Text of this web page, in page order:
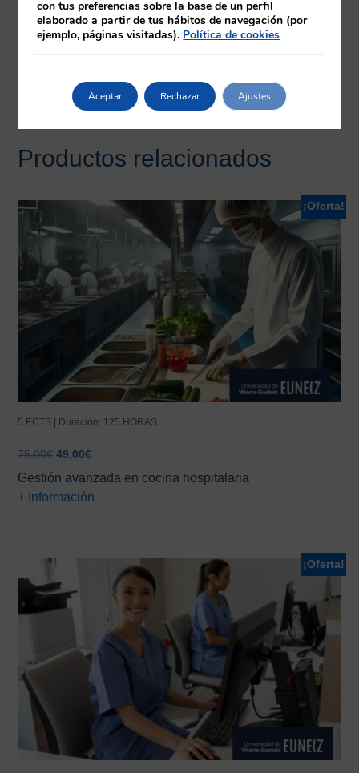
Requisitos
Herramientas
Productos relacionados
¡Oferta!
5 ECTS | Duración: 125 HORAS
75,00€ El
original
era:
49,00€El
precio
actual
es:
Gestión avanzada en cocina hospitalaria
+ Información
¡Oferta!
con tus preferencias sobre la base de un perfil
elaborado a partir de tus hábitos de navegación (por
ejemplo, páginas visitadas). Política de cookies
Aceptar Rechazar Ajustes